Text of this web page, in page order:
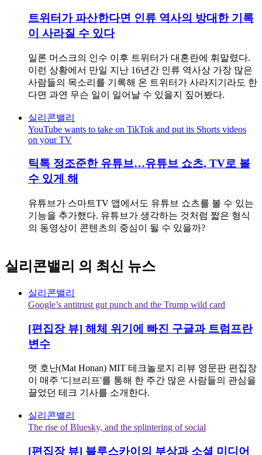
트위터가 파산한다면 인류 역사의 방대한 기록
이 사라질 수 있다
일론 머스크의 인수 이후 트위터가 대혼란에 휘말렸다.
이런 상황에서 만일 지난 16년간 인류 역사상 가장 많은
사람들의 목소리를 기록해 온 트위터가 사라지기라도 한
다면 과연 무슨 일이 일어날 수 있을지 짚어봤다.
실리콘밸리
YouTube wants to take on TikTok and put its Shorts videos
on your TV
틱톡 정조준한 유튜브…유튜브 쇼츠, TV로 볼
수 있게 해
유튜브가 스마트TV 앱에서도 유튜브 쇼츠를 볼 수 있는
기능을 추가했다. 유튜브가 생각하는 것처럼 짧은 형식
의 동영상이 콘텐츠의 중심이 될 수 있을까?
실리콘밸리 의 최신 뉴스
실리콘밸리
Google’s antitrust gut punch and the Trump wild card
[편집장 뷰] 해체 위기에 빠진 구글과 트럼프란
변수
맷 호난(Mat Honan) MIT 테크놀로지 리뷰 영문판 편집장
이 매주 '디브리프'를 통해 한 주간 많은 사람들의 관심을
끌었던 테크 기사를 소개한다.
실리콘밸리
The rise of Bluesky, and the splintering of social
[편집장 뷰] 블루스카이의 부상과 소셜 미디어